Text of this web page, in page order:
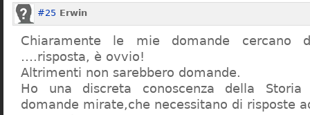
#25 Erwin
Chiaramente le mie domande cercano
….risposta, è ovvio!
Altrimenti non sarebbero domande.
Ho una discreta conoscenza della
domande mirate,che necessitano di risposte